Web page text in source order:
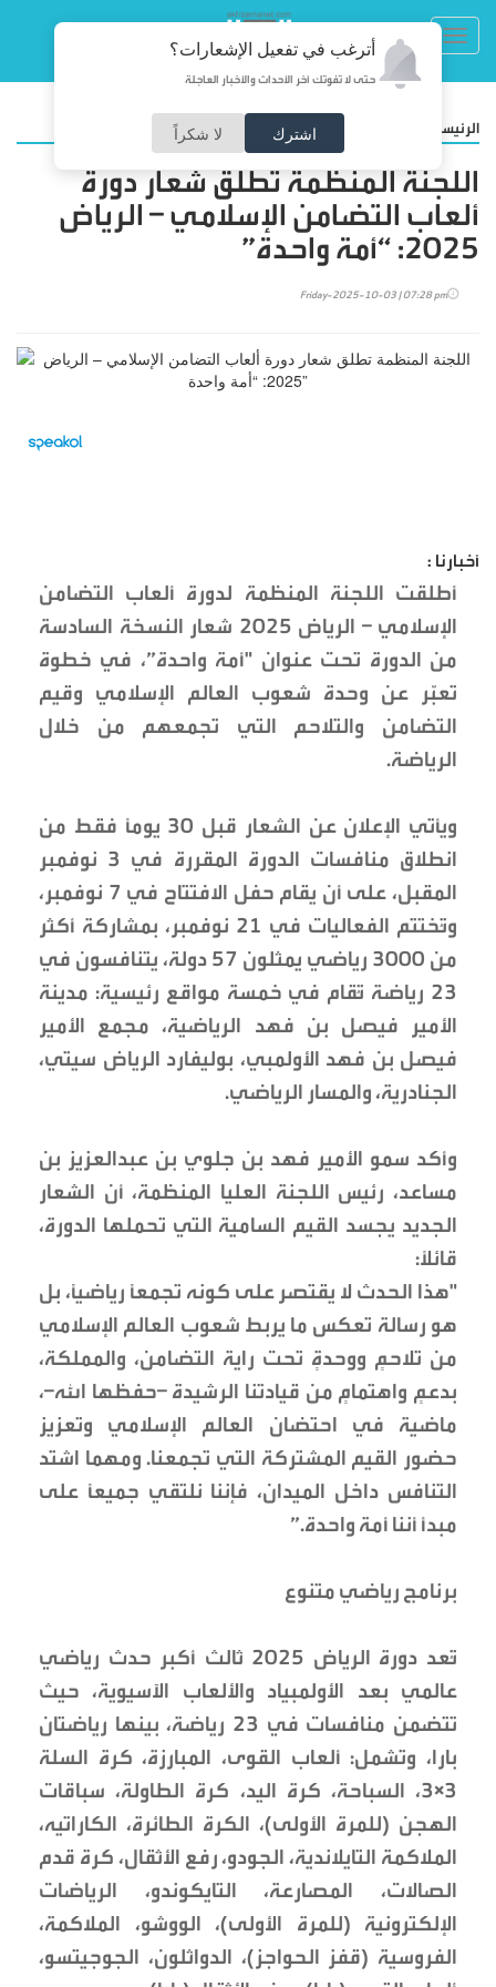
أترغب في تفعيل الإشعارات؟
حتى لا تفوتك آخر الأحداث والأخبار العاجلة
اشترك لا شكراً الرئيسية
اللجنة المنظمة تطلق شعار دورة
ألعاب التضامن الإسلامي – الرياض
2025: “أمة واحدة”
Friday-2025-10-03 | 07:28 pm
أخبارنا :
أطلقت اللجنة المنظمة لدورة ألعاب التضامن
الإسلامي – الرياض 2025 شعار النسخة السادسة
من الدورة تحت عنوان "أمة واحدة”، في خطوة
تعبّر عن وحدة شعوب العالم الإسلامي وقيم
التضامن والتلاحم التي تجمعهم من خلال
الرياضة.
ويأتي الإعلان عن الشعار قبل 30 يومًا فقط من
انطلاق منافسات الدورة المقررة في 3 نوفمبر
المقبل، على أن يقام حفل الافتتاح في 7 نوفمبر،
وتُختتم الفعاليات في 21 نوفمبر، بمشاركة أكثر
من 3000 رياضي يمثلون 57 دولة، يتنافسون في
23 رياضة تُقام في خمسة مواقع رئيسية: مدينة
الأمير فيصل بن فهد الرياضية، مجمع الأمير
فيصل بن فهد الأولمبي، بوليفارد الرياض سيتي،
الجنادرية، والمسار الرياضي.
وأكد سمو الأمير فهد بن جلوي بن عبدالعزيز بن
مساعد، رئيس اللجنة العليا المنظمة، أن الشعار
الجديد يجسد القيم السامية التي تحملها الدورة،
قائلاً:
"هذا الحدث لا يقتصر على كونه تجمعًا رياضيًا، بل
هو رسالة تعكس ما يربط شعوب العالم الإسلامي
من تلاحمٍ ووحدةٍ تحت راية التضامن، والمملكة،
بدعمٍ واهتمامٍ من قيادتنا الرشيدة –حفظها الله–،
ماضية في احتضان العالم الإسلامي وتعزيز
حضور القيم المشتركة التي تجمعنا. ومهما اشتد
التنافس داخل الميدان، فإننا نلتقي جميعًا على
مبدأ أننا أمة واحدة.”
برنامج رياضي متنوع
تُعد دورة الرياض 2025 ثالث أكبر حدث رياضي
عالمي بعد الأولمبياد والألعاب الآسيوية، حيث
تتضمن منافسات في 23 رياضة، بينها رياضتان
بارا، وتشمل: ألعاب القوى، المبارزة، كرة السلة
3×3، السباحة، كرة اليد، كرة الطاولة، سباقات
الهجن (للمرة الأولى)، الكرة الطائرة، الكاراتيه،
الملاكمة التايلاندية، الجودو، رفع الأثقال، كرة قدم
الصالات، المصارعة، التايكوندو، الرياضات
الإلكترونية (للمرة الأولى)، الووشو، الملاكمة،
الفروسية (قفز الحواجز)، الدواثلون، الجوجيتسو،